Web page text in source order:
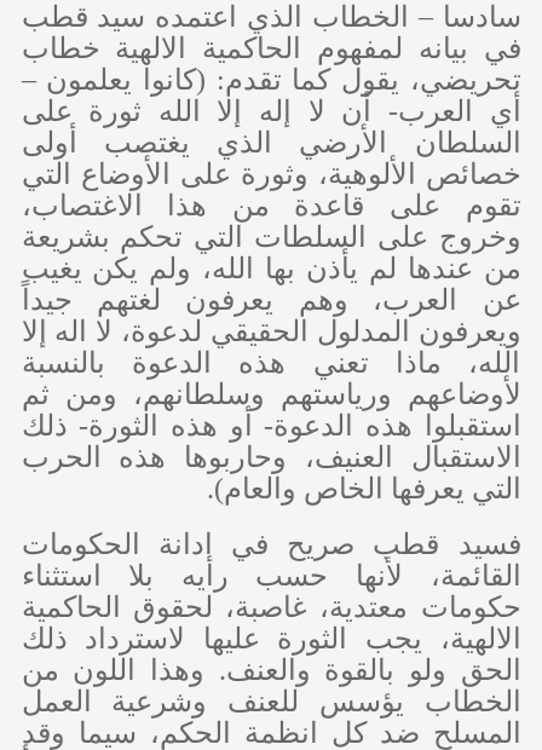
سادسا – الخطاب الذي اعتمده سيد قطب
في بيانه لمفهوم الحاكمية الالهية خطاب
تحريضي، يقول كما تقدم: (كانوا يعلمون –
أي العرب- أن لا إله إلا الله ثورة على
السلطان الأرضي الذي يغتصب أولى
خصائص الألوهية، وثورة على الأوضاع التي
تقوم على قاعدة من هذا الاغتصاب،
وخروج على السلطات التي تحكم بشريعة
من عندها لم يأذن بها الله، ولم يكن يغيب
عن العرب، وهم يعرفون لغتهم جيداً
ويعرفون المدلول الحقيقي لدعوة، لا اله إلا
الله، ماذا تعني هذه الدعوة بالنسبة
لأوضاعهم ورياستهم وسلطانهم، ومن ثم
استقبلوا هذه الدعوة- أو هذه الثورة- ذلك
الاستقبال العنيف، وحاربوها هذه الحرب
التي يعرفها الخاص والعام).
فسيد قطب صريح في ادانة الحكومات
القائمة، لأنها حسب رأيه بلا استثناء
حكومات معتدية، غاصبة، لحقوق الحاكمية
الالهية، يجب الثورة عليها لاسترداد ذلك
الحق ولو بالقوة والعنف. وهذا اللون من
الخطاب يؤسس للعنف وشرعية العمل
المسلح ضد كل انظمة الحكم، سيما وقد